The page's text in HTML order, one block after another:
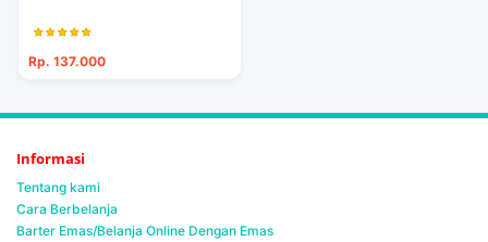
Rp. 137.000
Informasi
Tentang kami
Cara Berbelanja
Barter Emas/Belanja Online Dengan Emas